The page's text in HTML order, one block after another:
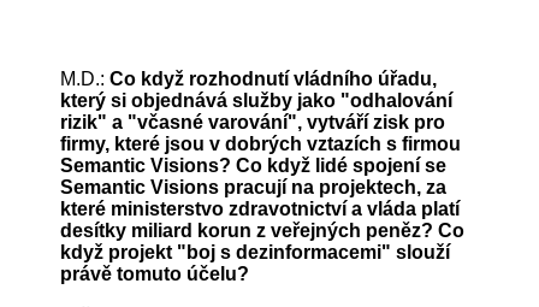
M.D.: Co když rozhodnutí vládního úřadu,
který si objednává služby jako "odhalování
rizik" a "včasné varování", vytváří zisk pro
firmy, které jsou v dobrých vztazích s firmou
Semantic Visions? Co když lidé spojení se
Semantic Visions pracují na projektech, za
které ministerstvo zdravotnictví a vláda platí
desítky miliard korun z veřejných peněz? Co
když projekt "boj s dezinformacemi" slouží
právě tomuto účelu?